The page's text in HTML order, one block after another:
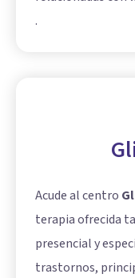
.
Acude al centro
terapia ofrecida
presencial y
trastornos,